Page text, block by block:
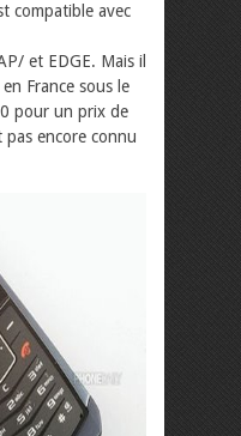
compatible avec
et EDGE. Mais il
France sous le
pour un prix de
pas encore connu